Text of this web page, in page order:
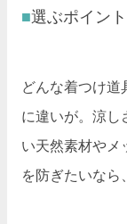
選ぶポイン
どんな着つけ道
に違いが。涼し
い天然素材やメ
を防ぎたいなら